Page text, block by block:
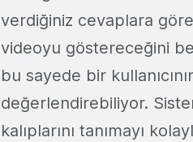
verdiğiniz cevaplara
videoyu göstereceğini
bu sayede bir
değerlendirebiliyor.
kalıplarını tanımayı